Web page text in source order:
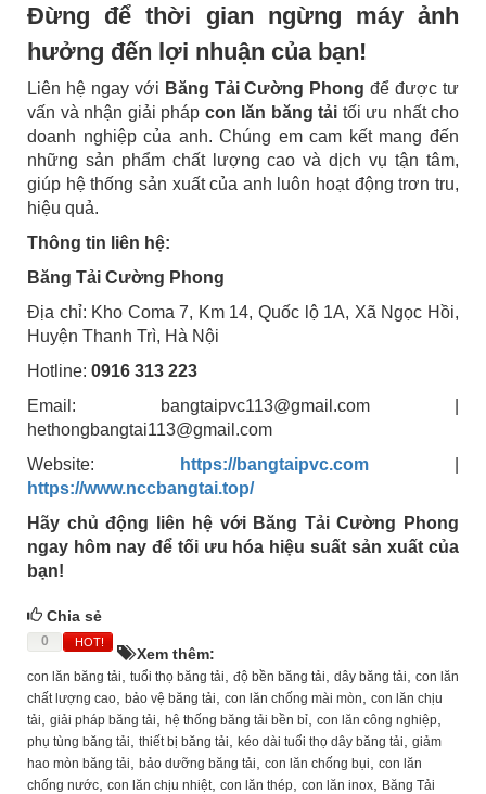
Đừng để thời gian ngừng máy ảnh
hưởng đến lợi nhuận của bạn!
Liên hệ ngay với Băng Tải Cường Phong để được tư
vấn và nhận giải pháp con lăn băng tải tối ưu nhất cho
doanh nghiệp của anh. Chúng em cam kết mang đến
những sản phẩm chất lượng cao và dịch vụ tận tâm,
giúp hệ thống sản xuất của anh luôn hoạt động trơn tru,
hiệu quả.
Thông tin liên hệ:
Băng Tải Cường Phong
Địa chỉ: Kho Coma 7, Km 14, Quốc lộ 1A, Xã Ngọc Hồi,
Huyện Thanh Trì, Hà Nội
Hotline: 0916 313 223
Email: bangtaipvc113@gmail.com |
hethongbangtai113@gmail.com
Website:
https://bangtaipvc.com
https://www.nccbangtai.top/
Hãy chủ động liên hệ với Băng Tải Cường Phong
ngay hôm nay để tối ưu hóa hiệu suất sản xuất của
bạn!
Chia sẻ
0 HOT!
Xem thêm:
con lăn băng tải tuổi thọ băng tải độ bền băng tải dây băng tải
con lăn
chất lượng cao
bảo vệ băng tải con lăn chống mài mòn
con lăn chịu
tải
giải pháp băng tải hệ thống băng tải bền bỉ con lăn công nghiệp
phụ tùng băng tải thiết bị băng tải kéo dài tuổi thọ dây băng tải
giảm
hao mòn băng tải
bảo dưỡng băng tải con lăn chống bụi
con lăn
chống nước con lăn chịu nhiệt con lăn thép con lăn inox
Băng Tải